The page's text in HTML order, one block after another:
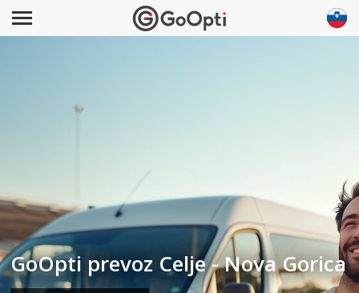
GoOpti prevoz Celje - Nova Gorica